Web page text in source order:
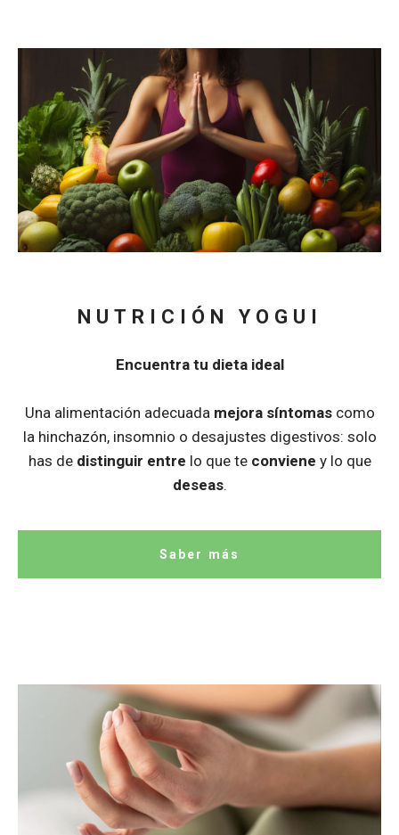
NUTRICIÓN YOGUI
Encuentra tu dieta ideal
Una alimentación adecuada mejora síntomascomo
la hinchazón, insomnio o desajustes digestivos: solo
has de distinguir entre lo que te conviene y lo que
deseas.
Saber más